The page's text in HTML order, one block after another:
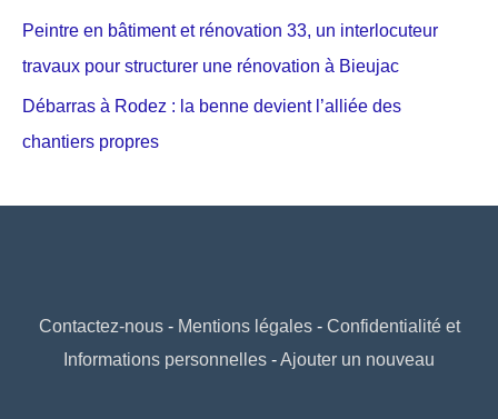
Peintre en bâtiment et rénovation 33, un interlocuteur
travaux pour structurer une rénovation à Bieujac
Débarras à Rodez : la benne devient l’alliée des
chantiers propres
Contactez-nous- Mentions légales- Confidentialité et
Informations personnelles -Ajouter un nouveau